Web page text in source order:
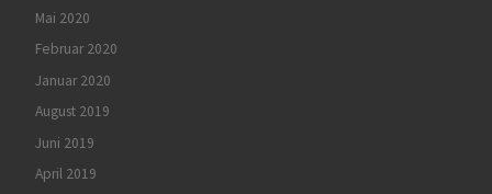
Mai 2020
Februar 2020
Januar 2020
August 2019
Juni 2019
April 2019